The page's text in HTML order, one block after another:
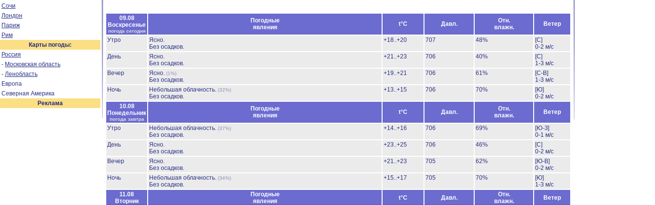
Сочи
Лондон
Париж
Рим
Карты погоды:
Россия
- Московская область
- Ленобласть
Европа
Северная Америка
Реклама
09.08
Воскресенье
погода сегодня
Погодные
явления
t°C Давл.
Отн.
влажн.
Ветер
Утро
Ясно.
Без осадков.
+18..+20 707 48%
[С]
0-2 м/с
День
Ясно.
Без осадков.
+21..+23 706 40%
[С]
1-3 м/с
Вечер
Ясно. (1%)
Без осадков.
+19..+21 706 61%
[С-В]
1-3 м/с
Ночь
Небольшая облачность. (32%)
Без осадков.
+13..+15 706 70%
[Ю]
0-2 м/с
10.08
Понедельник
погода завтра
Погодные
явления
t°C Давл.
Отн.
влажн.
Ветер
Утро Небольшая облачность. (37%)
Без осадков.
+14..+16 706 69%
[Ю-З]
0-1 м/с
День
Ясно.
Без осадков.
+23..+25 706 46%
[С]
0-2 м/с
Вечер
Ясно.
Без осадков.
+21..+23 705 62%
[Ю-В]
0-2 м/с
Ночь
Небольшая облачность. (34%)
Без осадков.
+15..+17 705 70%
[Ю]
1-3 м/с
11.08
Вторник
Погодные
явления
t°C Давл.
Отн.
влажн.
Ветер